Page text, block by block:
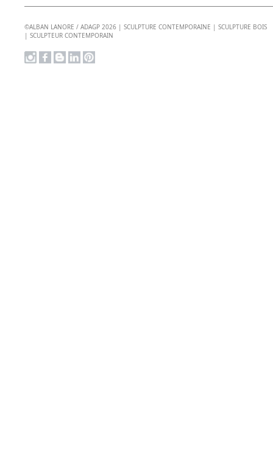
©ALBAN LANORE / ADAGP 2026 | SCULPTURE CONTEMPORAINE | SCULPTURE BOIS
| SCULPTEUR CONTEMPORAIN